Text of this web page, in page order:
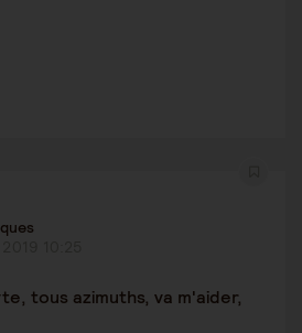
tous azimuths, va m'aider,